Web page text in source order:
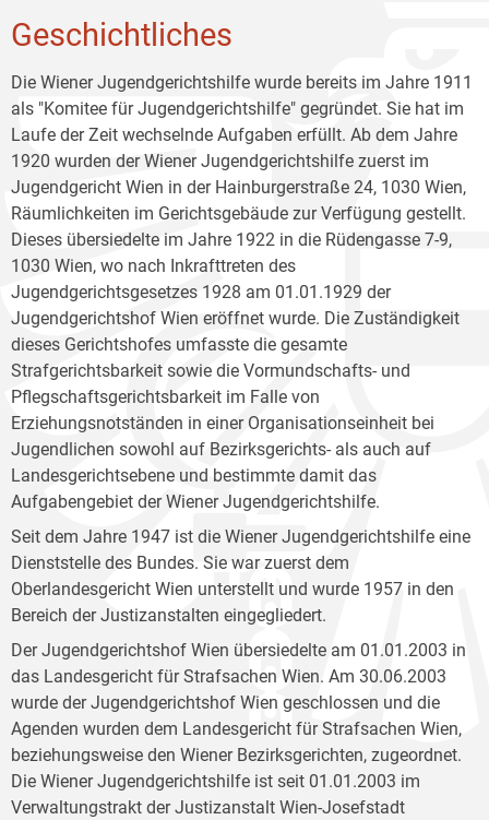
Geschichtliches
Die Wiener Jugendgerichtshilfe wurde bereits im Jahre 1911
als "Komitee für Jugendgerichtshilfe" gegründet. Sie hat im
Laufe der Zeit wechselnde Aufgaben erfüllt. Ab dem Jahre
1920 wurden der Wiener Jugendgerichtshilfe zuerst im
Jugendgericht Wien in der Hainburgerstraße 24, 1030 Wien,
Räumlichkeiten im Gerichtsgebäude zur Verfügung gestellt.
Dieses übersiedelte im Jahre 1922 in die Rüdengasse 7-9,
1030 Wien, wo nach Inkrafttreten des
Jugendgerichtsgesetzes 1928 am 01.01.1929 der
Jugendgerichtshof Wien eröffnet wurde. Die Zuständigkeit
dieses Gerichtshofes umfasste die gesamte
Strafgerichtsbarkeit sowie die Vormundschafts- und
Pflegschaftsgerichtsbarkeit im Falle von
Erziehungsnotständen in einer Organisationseinheit bei
Jugendlichen sowohl auf Bezirksgerichts- als auch auf
Landesgerichtsebene und bestimmte damit das
Aufgabengebiet der Wiener Jugendgerichtshilfe.
Seit dem Jahre 1947 ist die Wiener Jugendgerichtshilfe eine
Dienststelle des Bundes. Sie war zuerst dem
Oberlandesgericht Wien unterstellt und wurde 1957 in den
Bereich der Justizanstalten eingegliedert.
Der Jugendgerichtshof Wien übersiedelte am 01.01.2003 in
das Landesgericht für Strafsachen Wien. Am 30.06.2003
wurde der Jugendgerichtshof Wien geschlossen und die
Agenden wurden dem Landesgericht für Strafsachen Wien,
beziehungsweise den Wiener Bezirksgerichten, zugeordnet.
Die Wiener Jugendgerichtshilfe ist seit 01.01.2003 im
Verwaltungstrakt der Justizanstalt Wien-Josefstadt